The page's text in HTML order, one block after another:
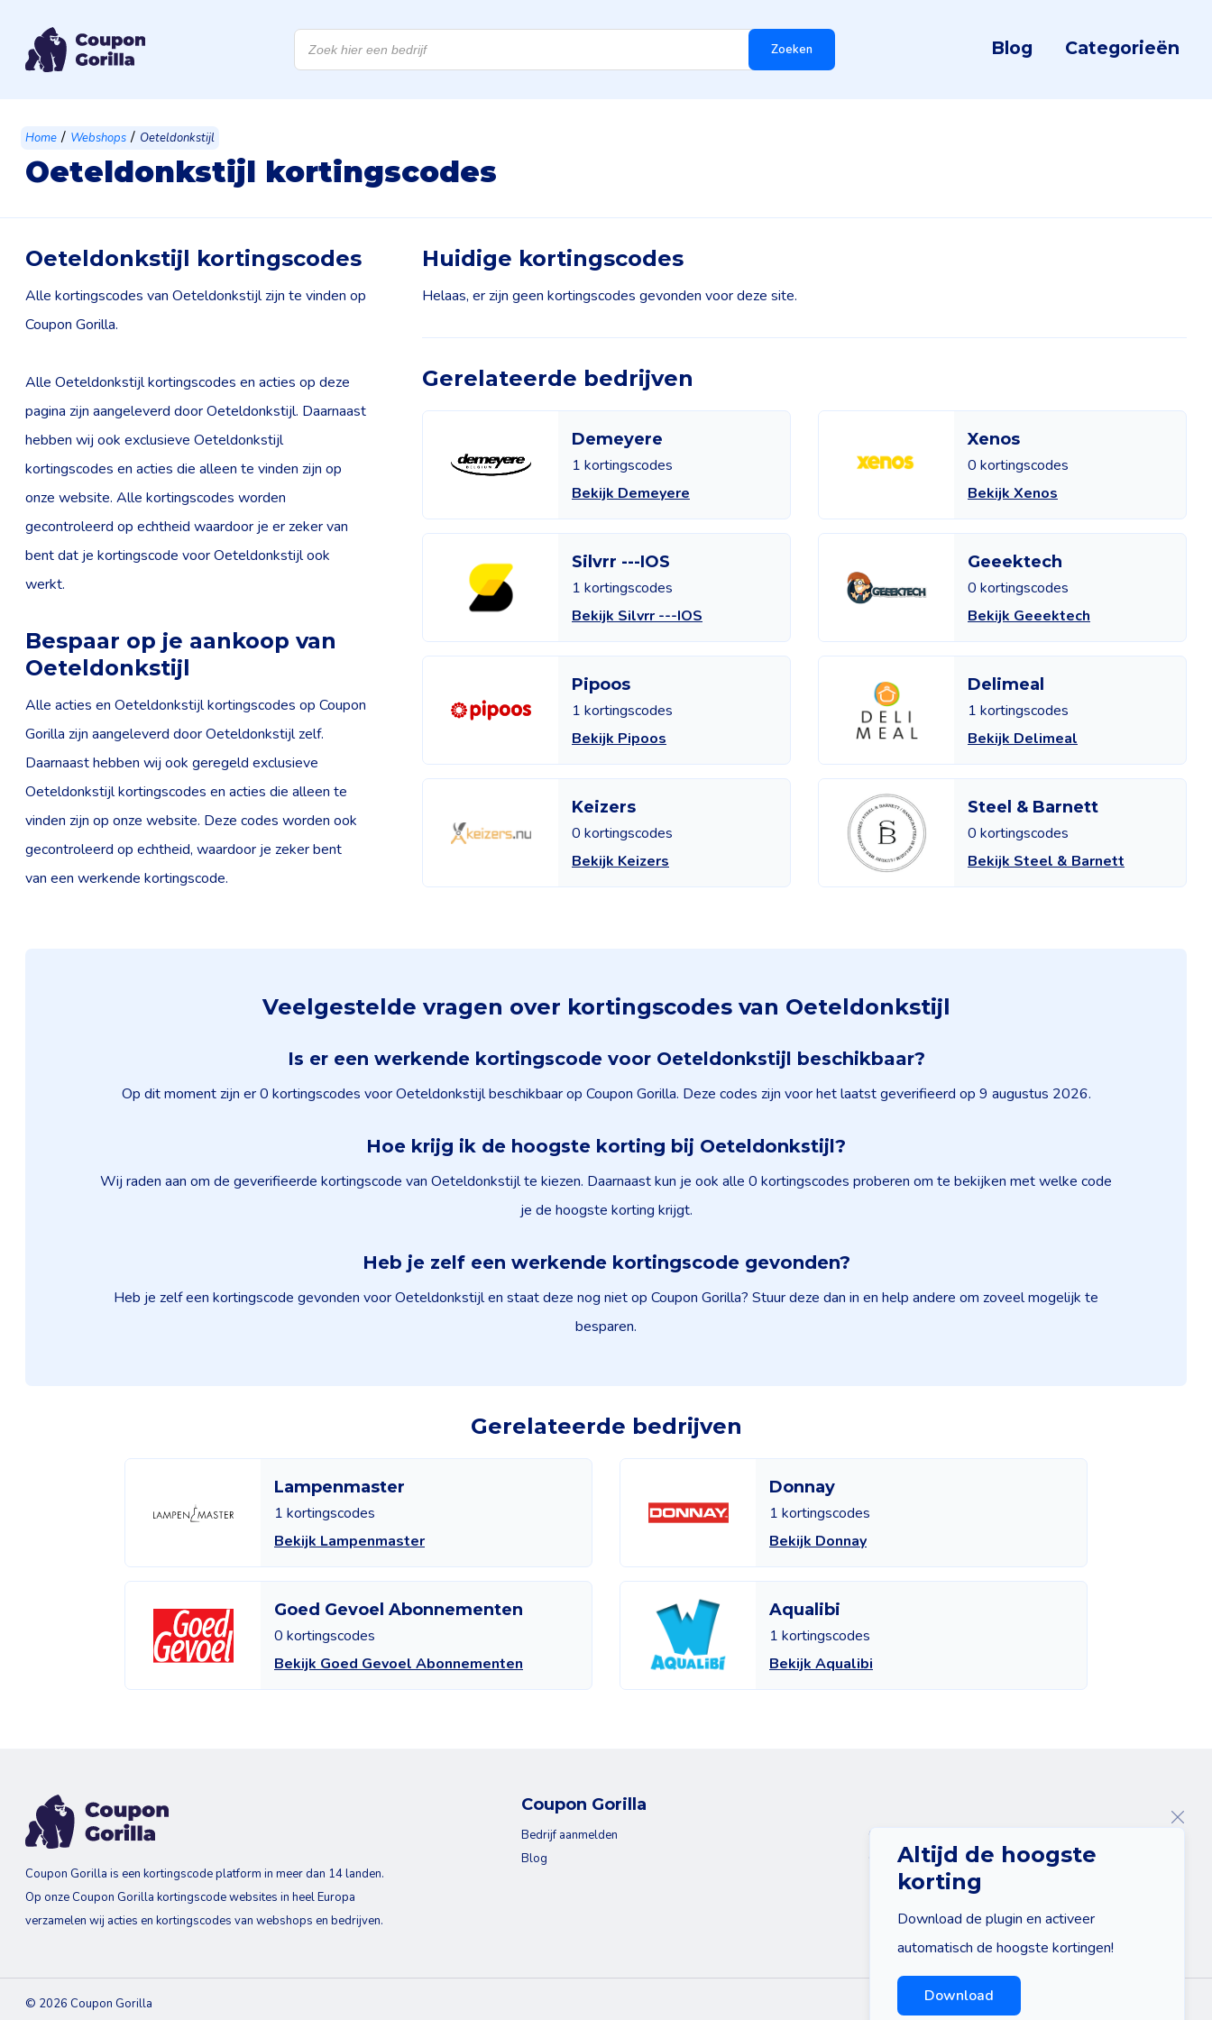
Products
search Zoeken Blog Categorieën
Home / Webshops / Oeteldonkstijl
Oeteldonkstijl kortingscodes
Oeteldonkstijl kortingscodes
Alle kortingscodes van Oeteldonkstijl zijn te vinden op
Coupon Gorilla.
Alle Oeteldonkstijl kortingscodes en acties op deze
pagina zijn aangeleverd door Oeteldonkstijl. Daarnaast
hebben wij ook exclusieve Oeteldonkstijl
kortingscodes en acties die alleen te vinden zijn op
onze website. Alle kortingscodes worden
gecontroleerd op echtheid waardoor je er zeker van
bent dat je kortingscode voor Oeteldonkstijl ook
werkt.
Bespaar op je aankoop van
Oeteldonkstijl
Alle acties en Oeteldonkstijl kortingscodes op Coupon
Gorilla zijn aangeleverd door Oeteldonkstijl zelf.
Daarnaast hebben wij ook geregeld exclusieve
Oeteldonkstijl kortingscodes en acties die alleen te
vinden zijn op onze website. Deze codes worden ook
gecontroleerd op echtheid, waardoor je zeker bent
van een werkende kortingscode.
Huidige kortingscodes
Helaas, er zijn geen kortingscodes gevonden voor deze site.
Gerelateerde bedrijven
Demeyere
1 kortingscodes
Bekijk Demeyere
Xenos
0 kortingscodes
Bekijk Xenos
Silvrr ---IOS
1 kortingscodes
Bekijk Silvrr ---IOS
Geeektech
0 kortingscodes
Bekijk Geeektech
Pipoos
1 kortingscodes
Bekijk Pipoos
Delimeal
1 kortingscodes
Bekijk Delimeal
Keizers
0 kortingscodes
Bekijk Keizers
Steel & Barnett
0 kortingscodes
Bekijk Steel & Barnett
Veelgestelde vragen over kortingscodes van Oeteldonkstijl
Is er een werkende kortingscode voor Oeteldonkstijl beschikbaar?
Op dit moment zijn er 0 kortingscodes voor Oeteldonkstijl beschikbaar op Coupon Gorilla. Deze codes zijn voor het laatst geverifieerd op 9 augustus 2026.
Hoe krijg ik de hoogste korting bij Oeteldonkstijl?
Wij raden aan om de geverifieerde kortingscode van Oeteldonkstijl te kiezen. Daarnaast kun je ook alle 0 kortingscodes proberen om te bekijken met welke code
je de hoogste korting krijgt.
Heb je zelf een werkende kortingscode gevonden?
Heb je zelf een kortingscode gevonden voor Oeteldonkstijl en staat deze nog niet op Coupon Gorilla? Stuur deze dan in en help andere om zoveel mogelijk te
besparen.
Gerelateerde bedrijven
Lampenmaster
1 kortingscodes
Bekijk Lampenmaster
Donnay
1 kortingscodes
Bekijk Donnay
Goed Gevoel Abonnementen
0 kortingscodes
Bekijk Goed Gevoel Abonnementen
Aqualibi
1 kortingscodes
Bekijk Aqualibi
Altijd de hoogste
korting
Download de plugin en activeer
automatisch de hoogste kortingen!
Download
Coupon Gorilla is een kortingscode platform in meer dan 14 landen.
Op onze Coupon Gorilla kortingscode websites in heel Europa
verzamelen wij acties en kortingscodes van webshops en bedrijven.
Coupon Gorilla
Bedrijf aanmelden
Blog
Over ons
Contact
© 2026 Coupon Gorilla Sitemap